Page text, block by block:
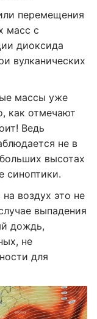
перемещения
масс с
диоксида
вулканических
массы уже
как отмечают
Ведь
не в
высотах
синоптики.
воздух это не
выпадения
дождь,
не
для